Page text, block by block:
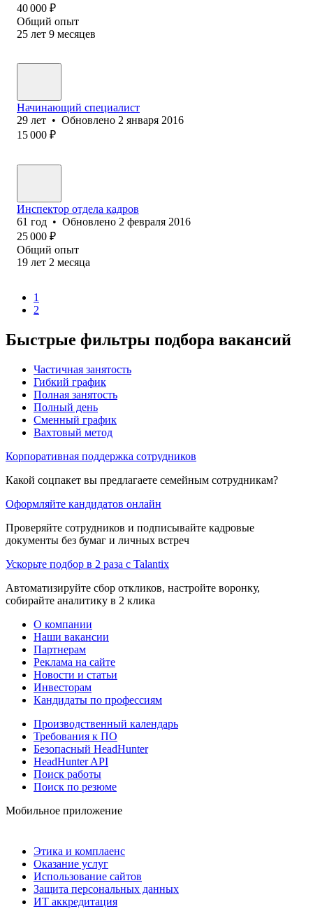
40 000 ₽
Общий опыт
25 лет 9 месяцев
Начинающий специалист
29 лет • Обновлено 2 января 2016
15 000 ₽
Инспектор отдела кадров
61 год • Обновлено 2 февраля 2016
25 000 ₽
Общий опыт
19 лет 2 месяца
1
2
Быстрые фильтры подбора вакансий
Частичная занятость
Гибкий график
Полная занятость
Полный день
Сменный график
Вахтовый метод
Корпоративная поддержка сотрудников
Какой соцпакет вы предлагаете семейным сотрудникам?
Оформляйте кандидатов онлайн
Проверяйте сотрудников и подписывайте кадровые
документы без бумаг и личных встреч
Ускорьте подбор в 2 раза с Talantix
Автоматизируйте сбор откликов, настройте воронку,
собирайте аналитику в 2 клика
О компании
Наши вакансии
Партнерам
Реклама на сайте
Новости и статьи
Инвесторам
Кандидаты по профессиям
Производственный календарь
Требования к ПО
Безопасный HeadHunter
HeadHunter API
Поиск работы
Поиск по резюме
Мобильное приложение
Этика и комплаенс
Оказание услуг
Использование сайтов
Защита персональных данных
ИТ аккредитация